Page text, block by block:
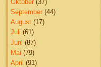
Oktober(37)
September(44)
August(17)
Juli (61)
Juni (87)
Mai (79)
April (91)